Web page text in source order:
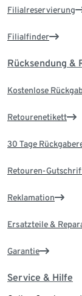
Filialreservierung
Filialfinder
Rücksendung &
Kostenlose
Retourenetikett
30 Tage
Retouren-
Reklamation
Ersatzteile &
Garantie
Service & Hilfe